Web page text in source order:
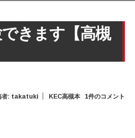
きます【高槻
1件のコメント
者: takatuki
KEC高槻本